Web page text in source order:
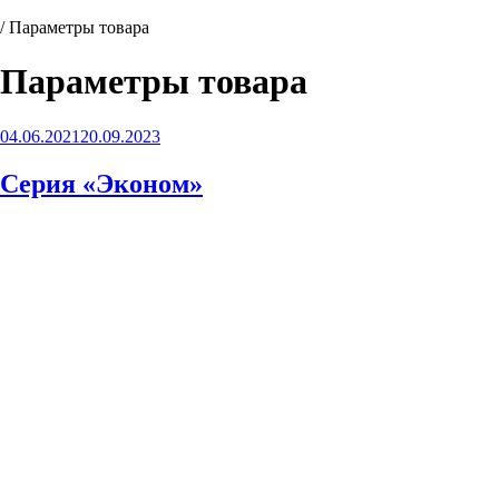
/ Параметры товара
Параметры товара
Опубликовано
04.06.2021 20.09.2023
Серия «Эконом»